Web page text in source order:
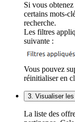
Si vous
certains mots-
recherche.
Les filtres
suivante :
Vous pouvez
réinitialiser en
3. Visualiser
La liste des